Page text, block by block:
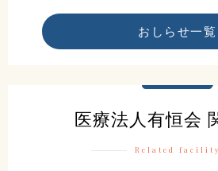
おしらせ一覧
医療法人有恒会
Related facility